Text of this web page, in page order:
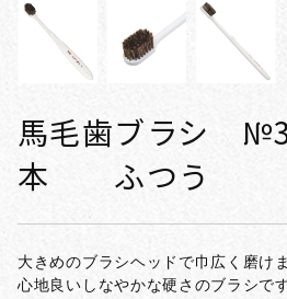
馬毛歯ブラシ
本 ふつう
大きめのブラシヘッドで巾広く磨けま
心地良いしなやかな硬さのブラシです